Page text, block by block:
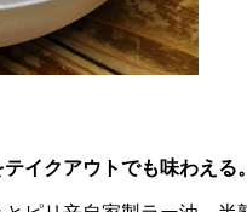
イクアウトでも味わえる